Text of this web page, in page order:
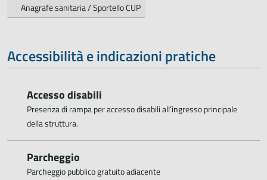
Anagrafe sanitaria / Sportello CUP
Accessibilità e indicazioni pratiche
Accesso disabili
Presenza di rampa per accesso disabili all’ingresso principale
della struttura.
Parcheggio
Parcheggio pubblico gratuito adiacente